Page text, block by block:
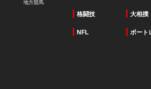
地方競馬
格闘技 大相撲
NFL ボート